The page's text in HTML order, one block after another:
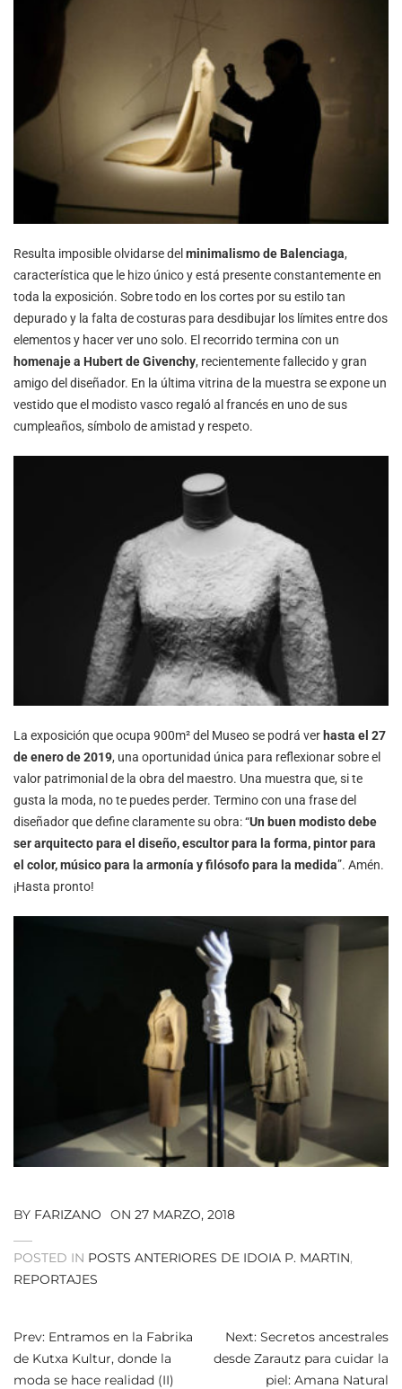
Resulta imposible olvidarse delminimalismo de Balenciaga,
característica que le hizo único y está presente constantemente en
toda la exposición. Sobre todo en los cortes por su estilo tan
depurado y la falta de costuras para desdibujar los límites entre dos
elementos y hacer ver uno solo. El recorrido termina con un
homenaje a Hubert de Givenchy, recientemente fallecido y gran
amigo del diseñador. En la última vitrina de la muestra se expone un
vestido que el modisto vasco regaló al francés en uno de sus
cumpleaños, símbolo de amistad y respeto.
La exposición que ocupa 900m² del Museo se podrá ver hasta el 27
de enero de 2019, una oportunidad única para reflexionar sobre el
valor patrimonial de la obra del maestro. Una muestra que, si te
gusta la moda, no te puedes perder. Termino con una frase del
diseñador que define claramente su obra: “Un buen modisto debe
ser arquitecto para el diseño, escultor para la forma, pintor para
el color, músico para la armonía y filósofo para la medida”. Amén.
¡Hasta pronto!
BY FARIZANO ON 27 MARZO, 2018
POSTED IN POSTS ANTERIORES DE IDOIA P. MARTIN,
REPORTAJES
NAVEGACIÓN
DE
Prev: Entramos en la Fabrika
de Kutxa Kultur, donde la
moda se hace realidad (II)
Next: Secretos ancestrales
desde Zarautz para cuidar la
piel: Amana Natural